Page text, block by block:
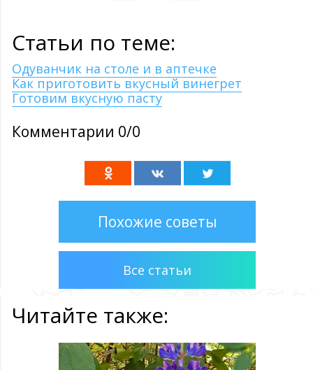
Статьи по теме:
Одуванчик на столе и в аптечке
Как приготовить вкусный винегрет
Готовим вкусную пасту
Комментарии 0/0
Похожие советы
Все статьи
Читайте также: